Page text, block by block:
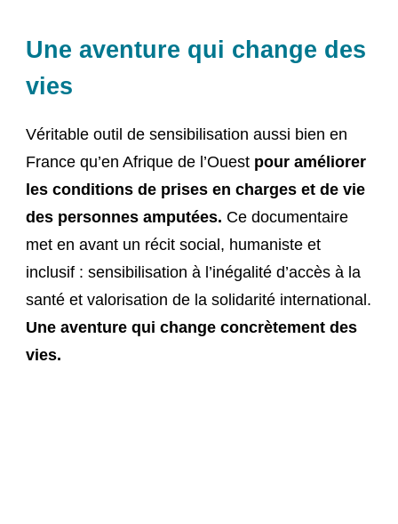
Une aventure qui change des
vies
Véritable outil de sensibilisation aussi bien en
France qu’en Afrique de l’Ouest pour améliorer
les conditions de prises en charges et de vie
des personnes amputées. Ce documentaire
met en avant un récit social, humaniste et
inclusif : sensibilisation à l’inégalité d’accès à la
santé et valorisation de la solidarité international.
Une aventure qui change concrètement des
vies.